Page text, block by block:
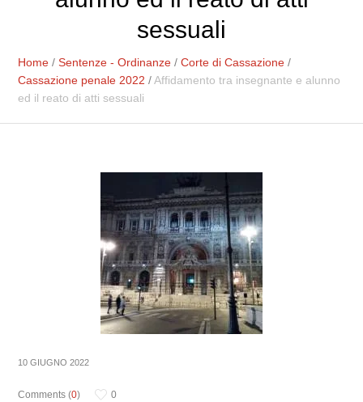
sessuali
Home /Sentenze - Ordinanze /Corte di Cassazione /
Cassazione penale 2022 /Affidamento tra insegnante e alunno
ed il reato di atti sessuali
10 GIUGNO 2022
Comments (0)
0